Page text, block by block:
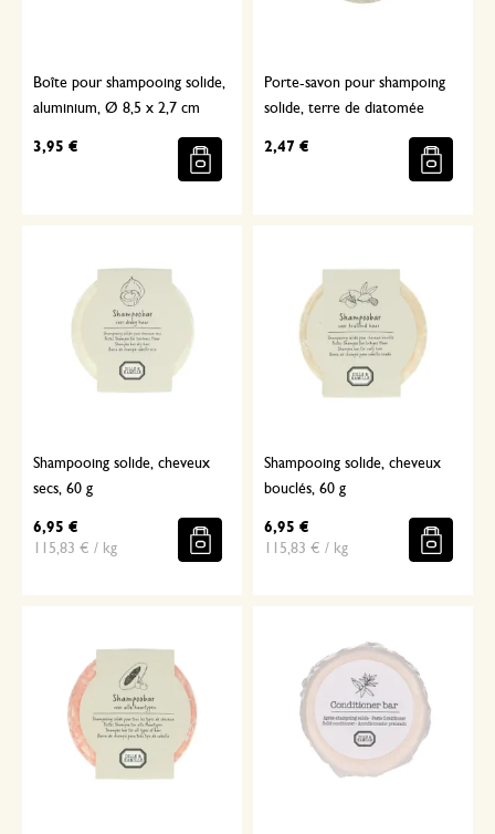
Boîte pour shampooing solide,
aluminium, Ø 8,5 x 2,7 cm
3,95 €
Porte-savon pour shampoing
solide, terre de diatomée
2,47 €
Shampooing solide, cheveux
secs, 60 g
6,95 €
115,83 € / kg
Shampooing solide, cheveux
bouclés, 60 g
6,95 €
115,83 € / kg